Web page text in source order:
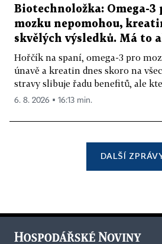
Biotechnoložka: Omega-3
mozku nepomohou,
skvělých výsledků. Má to
Hořčík na spaní, omega-3 pro
únavě a kreatin dnes skoro na
stravy slibuje řadu benefitů, ale
6. 8. 2026 ▪ 16:13 min.
DALŠÍ